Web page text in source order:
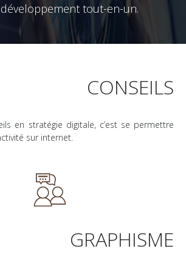
tout-en-un.
CONSEILS
en stratégie digitale, c’est se permettre
sur internet.
GRAPHISME